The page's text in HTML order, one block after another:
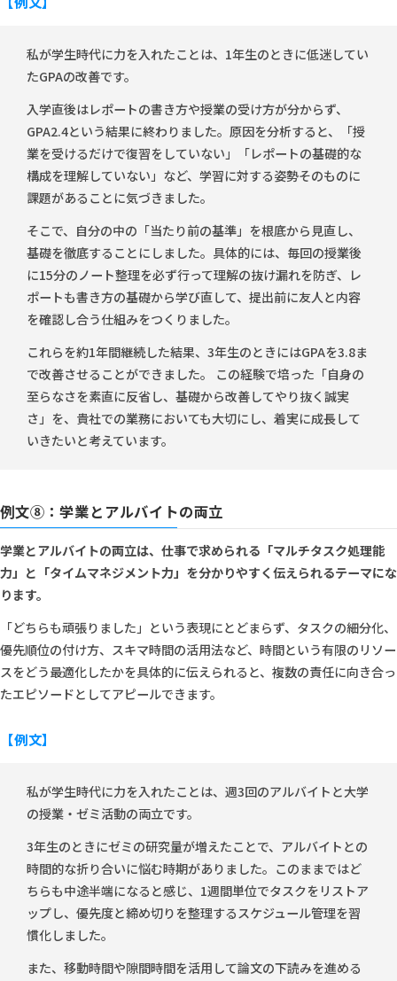
私が学生時代に力を入れたことは、1年生のときに低迷してい
たGPAの改善です。
入学直後はレポートの書き方や授業の受け方が分からず、
GPA2.4という結果に終わりました。原因を分析すると、「授
業を受けるだけで復習をしていない」「レポートの基礎的な
構成を理解していない」など、学習に対する姿勢そのものに
課題があることに気づきました。
そこで、自分の中の「当たり前の基準」を根底から見直し、
基礎を徹底することにしました。具体的には、毎回の授業後
に15分のノート整理を必ず行って理解の抜け漏れを防ぎ、レ
ポートも書き方の基礎から学び直して、提出前に友人と内容
を確認し合う仕組みをつくりました。
これらを約1年間継続した結果、3年生のときにはGPAを3.8ま
で改善させることができました。 この経験で培った「自身の
至らなさを素直に反省し、基礎から改善してやり抜く誠実
さ」を、貴社での業務においても大切にし、着実に成長して
いきたいと考えています。
例文⑧：学業とアルバイトの両立
学業とアルバイトの両立は、仕事で求められる「マルチタスク処理能
力」と「タイムマネジメント力」を分かりやすく伝えられるテーマにな
ります。
「どちらも頑張りました」という表現にとどまらず、タスクの細分化、
優先順位の付け方、スキマ時間の活用法など、時間という有限のリソー
スをどう最適化したかを具体的に伝えられると、複数の責任に向き合っ
たエピソードとしてアピールできます。
【例文】
私が学生時代に力を入れたことは、週3回のアルバイトと大学
の授業・ゼミ活動の両立です。
3年生のときにゼミの研究量が増えたことで、アルバイトとの
時間的な折り合いに悩む時期がありました。このままではど
ちらも中途半端になると感じ、1週間単位でタスクをリストア
ップし、優先度と締め切りを整理するスケジュール管理を習
慣化しました。
また、移動時間や隙間時間を活用して論文の下読みを進める